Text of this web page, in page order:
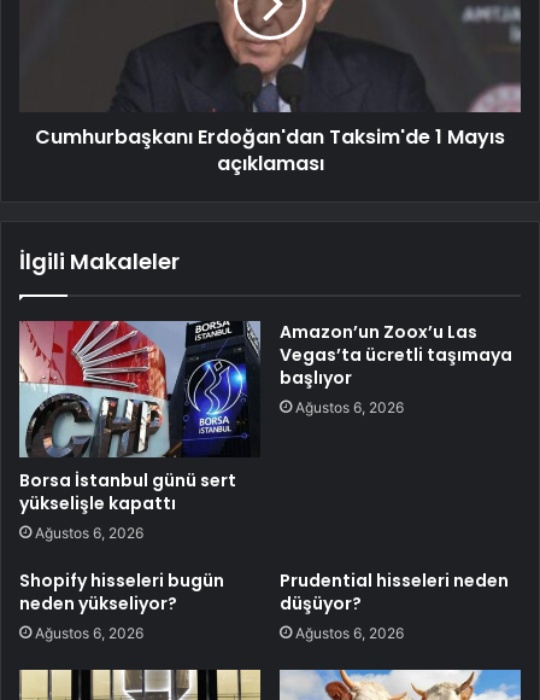
Cumhurbaşkanı Erdoğan'dan Taksim'de 1 Mayıs
açıklaması
İlgili Makaleler
Borsa İstanbul günü sert
yükselişle kapattı
Ağustos 6, 2026
Amazon’un Zoox’u Las
Vegas’ta ücretli taşımaya
başlıyor
Ağustos 6, 2026
Shopify hisseleri bugün
neden yükseliyor?
Ağustos 6, 2026
Prudential hisseleri neden
düşüyor?
Ağustos 6, 2026